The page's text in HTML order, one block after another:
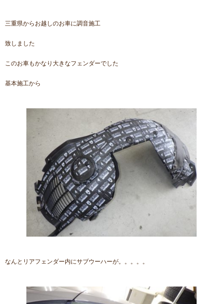
三重県からお越しのお車に調音施工
致しました
このお車もかなり大きなフェンダーでした
基本施工から
なんとリアフェンダー内にサブウーハーが。。。。。